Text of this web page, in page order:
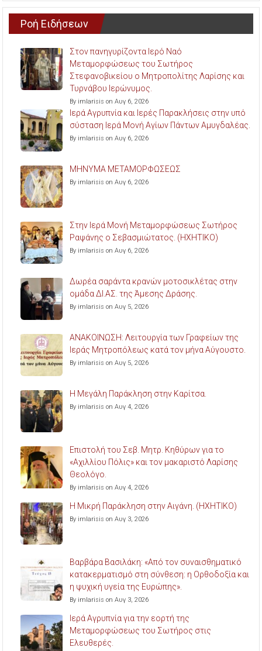
Ροή Ειδήσεων
Στον πανηγυρίζοντα Ιερό Ναό
Μεταμορφώσεως του Σωτήρος
Στεφανοβικείου ο Μητροπολίτης Λαρίσης και
Τυρνάβου Ιερώνυμος.
By imlarisis on Αυγ 6, 2026
Ιερά Αγρυπνία και Ιερές Παρακλήσεις στην υπό
σύσταση Ιερά Μονή Αγίων Πάντων Αμυγδαλέας.
By imlarisis on Αυγ 6, 2026
ΜΗΝΥΜΑ ΜΕΤΑΜΟΡΦΩΣΕΩΣ
By imlarisis on Αυγ 6, 2026
Στην Ιερά Μονή Μεταμορφώσεως Σωτήρος
Ραψάνης ο Σεβασμιώτατος. (ΗΧΗΤΙΚΟ)
By imlarisis on Αυγ 6, 2026
Δωρέα σαράντα κρανών μοτοσικλέτας στην
ομάδα ΔΙ.ΑΣ. της Άμεσης Δράσης.
By imlarisis on Αυγ 5, 2026
ΑΝΑΚΟΙΝΩΣΗ: Λειτουργία των Γραφείων της
Ιεράς Μητροπόλεως κατά τον μήνα Αύγουστο.
By imlarisis on Αυγ 5, 2026
Η Μεγάλη Παράκληση στην Καρίτσα.
By imlarisis on Αυγ 4, 2026
Επιστολή του Σεβ. Μητρ. Κηθύρων για το
«Αχιλλίου Πόλις» και τον μακαριστό Λαρίσης
Θεολόγο.
By imlarisis on Αυγ 4, 2026
Η Μικρή Παράκληση στην Αιγάνη. (ΗΧΗΤΙΚΟ)
By imlarisis on Αυγ 3, 2026
Βαρβάρα Βασιλάκη: «Από τον συναισθηματικό
κατακερματισμό στη σύνθεση: η Ορθοδοξία και
η ψυχική υγεία της Ευρώπης».
By imlarisis on Αυγ 3, 2026
Ιερά Αγρυπνία για την εορτή της
Μεταμορφώσεως του Σωτήρος στις
Ελευθερές.